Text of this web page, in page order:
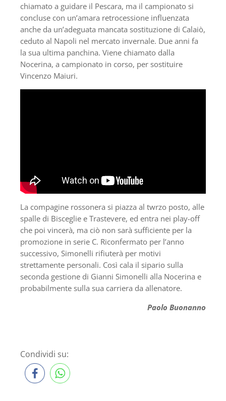
chiamato a guidare il Pescara, ma il campionato si
concluse con un’amara retrocessione influenzata
anche da un’adeguata mancata sostituzione di Calaiò,
ceduto al Napoli nel mercato invernale. Due anni fa
la sua ultima panchina. Viene chiamato dalla
Nocerina, a campionato in corso, per sostituire
Vincenzo Maiuri.
La compagine rossonera si piazza al twrzo posto, alle
spalle di Bisceglie e Trastevere, ed entra nei play-off
che poi vincerà, ma ciò non sarà sufficiente per la
promozione in serie C. Riconfermato per l’anno
successivo, Simonelli rifiuterà per motivi
strettamente personali. Così cala il sipario sulla
seconda gestione di Gianni Simonelli alla Nocerina e
probabilmente sulla sua carriera da allenatore.
Paolo Buonanno
Condividi su: